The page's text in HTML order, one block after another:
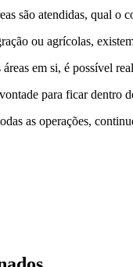
são atendidas, qual o
ou agrícolas,
em si, é possível
para ficar dentro
as operações,